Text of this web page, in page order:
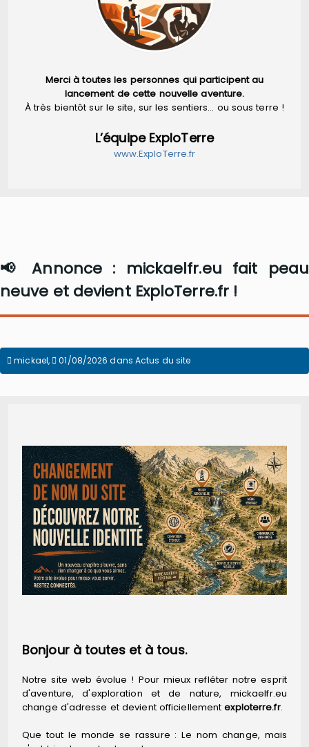
Merci à toutes les personnes qui participent au
lancement de cette nouvelle aventure.
À très bientôt sur le site, sur les sentiers… ou sous terre !
L’équipe ExploTerre
www.ExploTerre.fr
📢 Annonce : mickaelfr.eu fait peau
neuve et devient ExploTerre.fr !
mickael, 01/08/2026 dans Actus du site
Bonjour à toutes et à tous.
Notre site web évolue ! Pour mieux refléter notre esprit
d'aventure, d'exploration et de nature, mickaelfr.eu
change d'adresse et devient officiellementexploterre.fr.
Que tout le monde se rassure : Le nom change, mais